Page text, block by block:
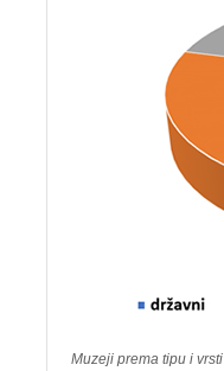
Muzeji prema tipu i vrsti